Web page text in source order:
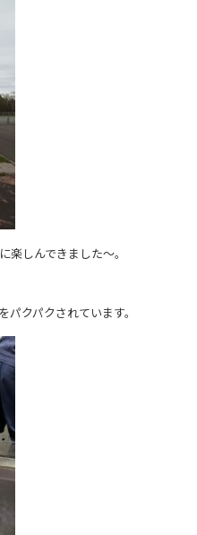
楽しんできました～。
クパクされています。